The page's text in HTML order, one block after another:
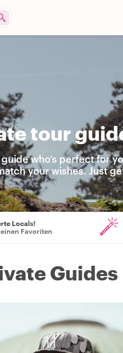
tour
who’s perfect for
your wishes. Just
Locals!
Favoriten